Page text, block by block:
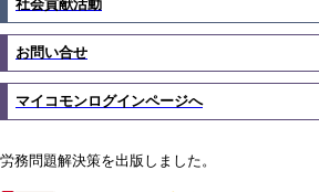
社会貢献活動
お問い合せ
マイコモンログインページへ
労務問題解決策を出版しました。